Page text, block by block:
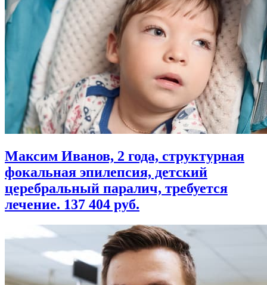
Максим Иванов, 2 года, структурная
фокальная эпилепсия, детский
церебральный паралич, требуется
лечение. 137 404 руб.